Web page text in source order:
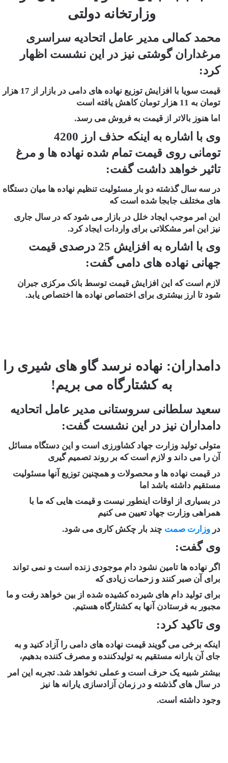
وزارتخانه دولتی
محمد کمالی مدیر عامل اتحادیه سراسری
مرغداران گوشتی نیز در این نشست اظهار
کرد:
قیمت سویا با افزایش توزیع نهاده های دامی در بازار از 17 هزار
تومان به 11 هزار تومان کاهش یافته است
اما هنوز بالاتر از قیمت به فروش می رسد.
وی با اشاره به اینکه حذف ارز 4200
تومانی روی قیمت تمام شده نهاده ها و مرغ
تاثیر خواهد داشت گفت:
در سه سال گذشته دو بار مسئولیت تنظیم نهاده ها میان دستگاه
های مختلف جابجا شده است که
این امر موجب ایجاد خلل در بازار می شود که در سال جاری
نیز این امر مشکلاتی برای واردات ایجاد کرد.
وی با اشاره به افزایش 25 درصدی قیمت
جهانی نهاده های دامی گفت:
لازم است که این افزایش قیمت توسط بانک مرکزی جبران
شود تا ارز بیشتری برای اختصاص نهاده ها اختصاص یابد.
دامداران: نهاده نرسد گاو های شیری را
به کشتارگاه می بریم!
سعید سلطانی سروستانی مدیر عامل اتحادیه
دامداران نیز در این نشست گفت:
متولی تولید وزارت جهاد کشاورزی است و این دستگاه مسائل
آن را می داند و لازم است که بر روند تصمیم گیری
در قیمت نهاده ها و محصولات و همچنین توزیع آنها مسئولیت
مستقیم داشته باشد اما
در بسیاری از اوقات اینطور نیست و قیمت هایی که ما با
همراهی وزارت جهاد تعیین می کنیم
در وزارت صمت چند بار چکش کاری می شود.
وی گفت:
اگر نهاده ها تامین نشود دام موجودی زنده است و نمی تواند
برای آن صبر کنند و زحمات زیادی که
برای تولید دام های شیرده کشیده شده از بین خواهد رفت و ما
مجبور به فرستادن آنها به کشتارگاه هستیم.
وی تاکید کرد:
اینکه برخی می گویند قیمت نهاده های دامی را آزاد کنید و به
جای آن یارانه مستقیم به تولیدکننده و مصرف کننده بدهیم،
بیشتر شبیه یک حرف است و عملی نخواهد شد. تجربه این امر
در سال های گذشته و در زمان آزادسازی یارانه ها نیز
وجود داشته است.